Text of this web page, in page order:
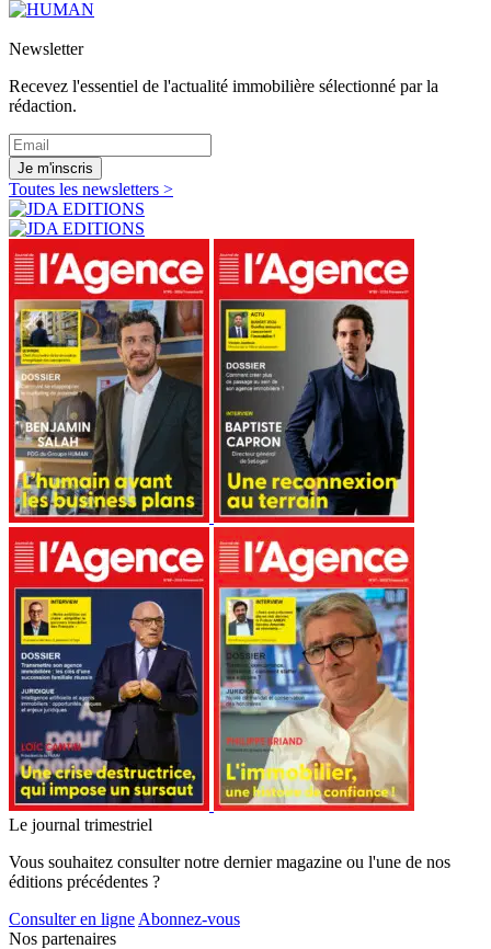
Newsletter
Recevez l'essentiel de l'actualité immobilière sélectionné par la
rédaction.
Je m'inscris
Toutes les newsletters >
Le journal trimestriel
Vous souhaitez consulter notre dernier magazine ou l'une de nos
éditions précédentes ?
Consulter en ligne Abonnez-vous
Nos partenaires